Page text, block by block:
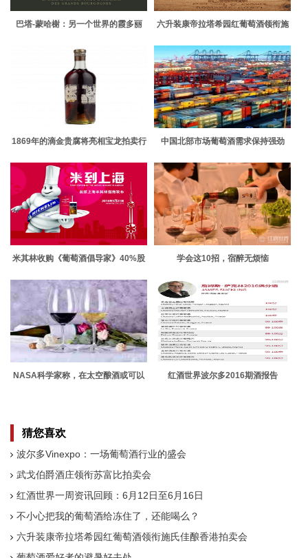
巴塔-蒙哈榭：另一个世界的霞多丽
六升装康帝拉塔希园红葡萄酒领衔施
1869年的滴金贵腐将亮相宝龙拍卖行 中国北部市场葡萄酒需求保持强劲
米其林收购《葡萄酒倡导家》40%股
学会这10招，宿醉无烦恼
NASA科学家称，在太空酿酒或可以
红酒世界波尔多2016期酒报告
猜您喜欢
波尔多Vinexpo：一场葡萄酒行业的盛会
武戈伯爵酒庄领衔苏富比拍卖会
红酒世界一周资讯回顾：6月12日至6月16日
不小心把我的葡萄酒给冻住了，还能喝么？
六升装康帝拉塔希园红葡萄酒领衔施氏佳酿香港拍卖会